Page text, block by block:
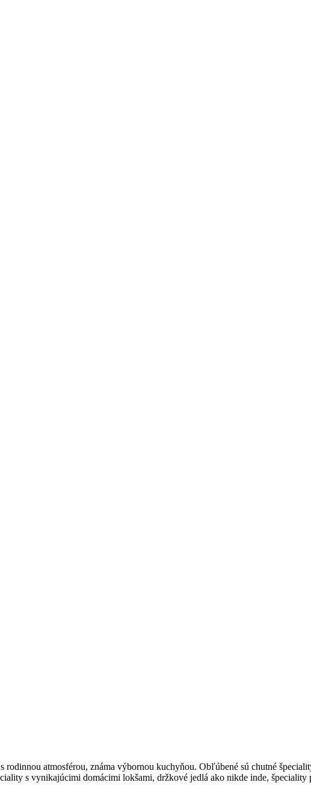
atmosférou, známa výbornou kuchyňou. Obľúbené sú chutné
s vynikajúcimi domácimi lokšami, držkové jedlá ako nikde inde,